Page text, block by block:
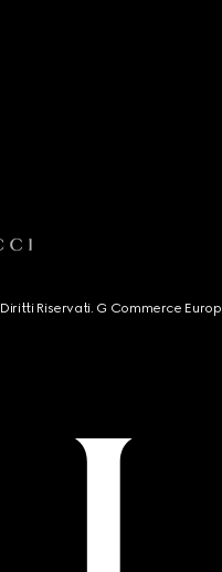
Riservati. G Commerce